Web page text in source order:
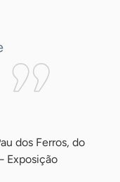
dos Ferros, do
Exposição